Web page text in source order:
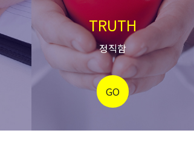
TRUTH
정직함
GO